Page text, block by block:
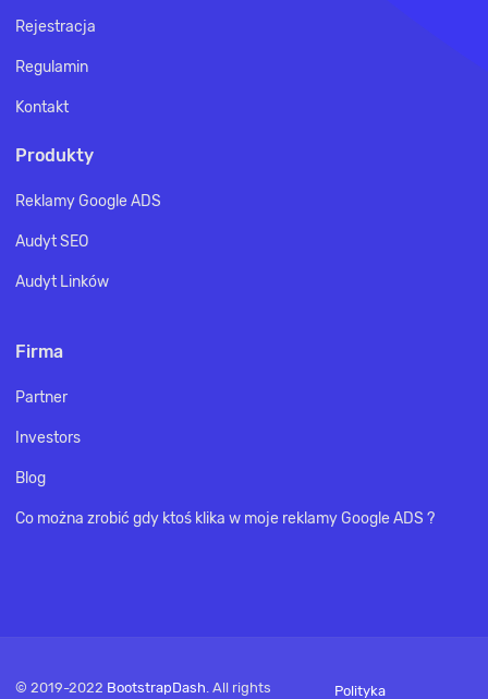
Rejestracja
Regulamin
Kontakt
Produkty
Reklamy Google ADS
Audyt SEO
Audyt Linków
Firma
Partner
Investors
Blog
Co można zrobić gdy ktoś klika w moje reklamy Google ADS ?
© 2019-2022 BootstrapDash. All rights Polityka